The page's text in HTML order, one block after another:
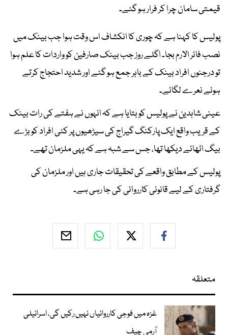
قیمتی سامان چرا کر فرار ہو گئے۔
پولیس کا کہنا ہے کہ چوری کا انکشاف اس وقت ہوا جب بینک میں
نصب فائر الارم بجا۔ اگلے روز جب بینک صارفین کو واردات کا علم ہوا
تو درجنوں افراد بینک کے باہر جمع ہو گئے اور شدید احتجاج کرتے
ہوئے نعرے لگائے۔
عینی شاہدین نے پولیس کو بتایا ہے کہ انہوں نے ہفتے کی رات بینک
کے قریب واقع ایک پارکنگ گیراج کی سیڑھیوں پر کئی افراد کو بڑے
بیگ اٹھائے دیکھا تھا، جس سے شبہ ہے کہ یہی ملزمان تھے۔
پولیس کے مطابق واقعے کی تحقیقات جاری ہیں اور ملزمان کی
گرفتاری کے لیے قانونی کارروائی کی جا رہی ہے۔
متعلقہ
غزہ میں فوجی کارروائیاں نہیں رکیں گی، اسرائیلی
آرمی چیف